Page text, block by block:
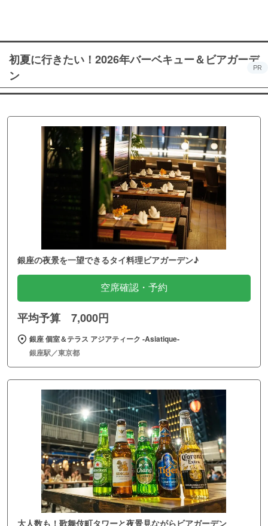
初夏に行きたい！2026年バーベキュー＆ビアガーデ
ン
PR
銀座の夜景を一望できるタイ料理ビアガーデン♪
空席確認・予約
平均予算 7,000円
銀座 個室＆テラス アジアティーク ‐Asiatique‐
銀座駅／東京都
大人数も！歌舞伎町タワーと夜景見ながらビアガーデン